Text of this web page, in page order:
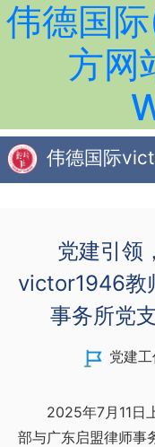
伟德国
方
伟德国际
党建引领
victor1946教
事务所党
党建
2025年7月11日
部与广东启盟律师事